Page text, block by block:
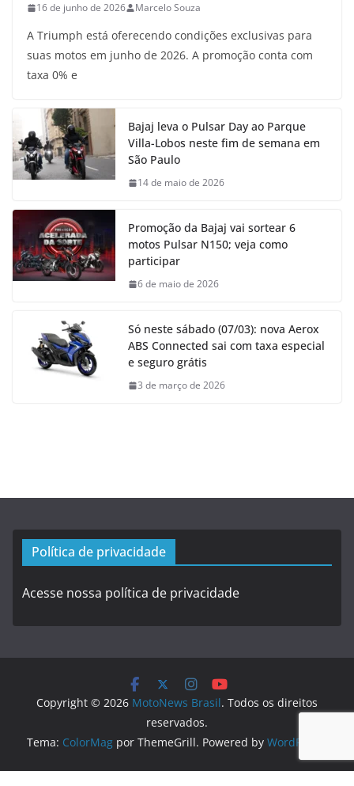
16 de junho de 2026 Marcelo Souza
A Triumph está oferecendo condições exclusivas para
suas motos em junho de 2026. A promoção conta com
taxa 0% e
Bajaj leva o Pulsar Day ao Parque
Villa-Lobos neste fim de semana em
São Paulo
14 de maio de 2026
Promoção da Bajaj vai sortear 6
motos Pulsar N150; veja como
participar
6 de maio de 2026
Só neste sábado (07/03): nova Aerox
ABS Connected sai com taxa especial
e seguro grátis
3 de março de 2026
Política de privacidade
Acesse nossa política de privacidade
Copyright © 2026 MotoNews Brasil. Todos os direitos
reservados.
Tema: ColorMag por ThemeGrill. Powered by WordPress